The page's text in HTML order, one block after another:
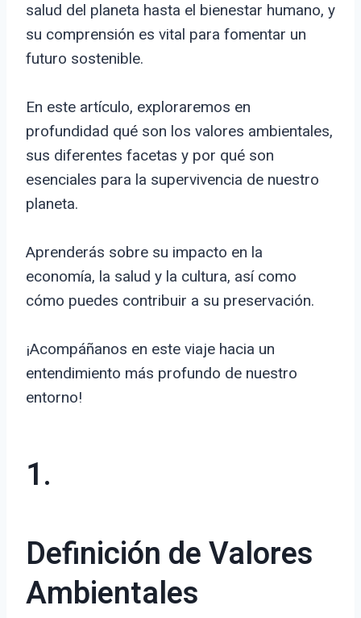
salud del planeta hasta el bienestar humano, y
su comprensión es vital para fomentar un
futuro sostenible.
En este artículo, exploraremos en
profundidad qué son los valores ambientales,
sus diferentes facetas y por qué son
esenciales para la supervivencia de nuestro
planeta.
Aprenderás sobre su impacto en la
economía, la salud y la cultura, así como
cómo puedes contribuir a su preservación.
¡Acompáñanos en este viaje hacia un
entendimiento más profundo de nuestro
entorno!
1.
Definición de Valores
Ambientales